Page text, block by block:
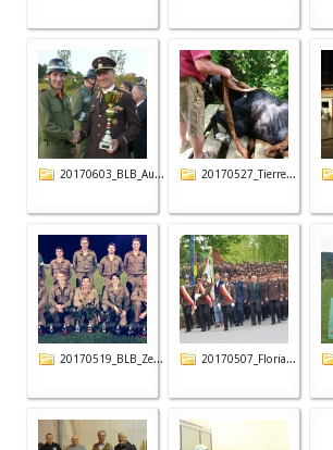
20170603_BLB_Au... 20170527_Tierre...
20170519_BLB_Ze... 20170507_Floria...